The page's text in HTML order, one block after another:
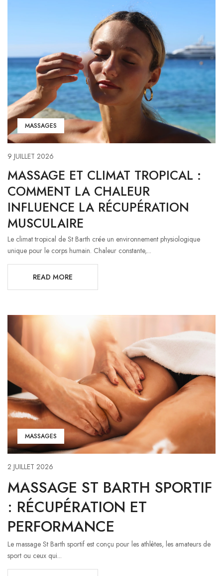
MASSAGES
9 JUILLET 2026
MASSAGE ET CLIMAT TROPICAL :
COMMENT LA CHALEUR
INFLUENCE LA RÉCUPÉRATION
MUSCULAIRE
Le climat tropical de St Barth crée un environnement physiologique
unique pour le corps humain. Chaleur constante,...
READ MORE
MASSAGES
2 JUILLET 2026
MASSAGE ST BARTH SPORTIF
: RÉCUPÉRATION ET
PERFORMANCE
Le massage St Barth sportif est conçu pour les athlètes, les amateurs de
sport ou ceux qui...